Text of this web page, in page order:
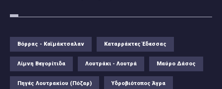
Βόρρας - Καϊμάκτσαλαν Καταρράκτες Έδεσσας
Λίμνη Βεγορίτιδα Λουτράκι - Λουτρά Μαύρο Δάσος
Πηγές Λουτρακίου (Πόζαρ) Υδροβιότοπος Άγρα